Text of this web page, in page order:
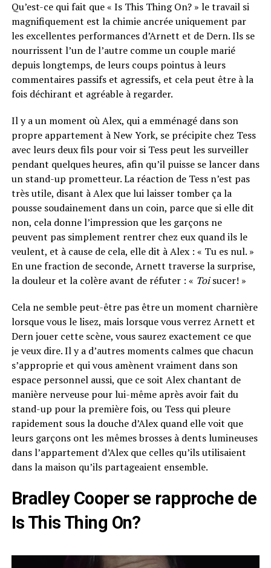
Qu’est-ce qui fait que « Is This Thing On? » le travail si
magnifiquement est la chimie ancrée uniquement par
les excellentes performances d’Arnett et de Dern. Ils se
nourrissent l’un de l’autre comme un couple marié
depuis longtemps, de leurs coups pointus à leurs
commentaires passifs et agressifs, et cela peut être à la
fois déchirant et agréable à regarder.
Il y a un moment où Alex, qui a emménagé dans son
propre appartement à New York, se précipite chez Tess
avec leurs deux fils pour voir si Tess peut les surveiller
pendant quelques heures, afin qu’il puisse se lancer dans
un stand-up prometteur. La réaction de Tess n’est pas
très utile, disant à Alex que lui laisser tomber ça la
pousse soudainement dans un coin, parce que si elle dit
non, cela donne l’impression que les garçons ne
peuvent pas simplement rentrer chez eux quand ils le
veulent, et à cause de cela, elle dit à Alex : « Tu es nul. »
En une fraction de seconde, Arnett traverse la surprise,
la douleur et la colère avant de réfuter : « Toisucer! »
Cela ne semble peut-être pas être un moment charnière
lorsque vous le lisez, mais lorsque vous verrez Arnett et
Dern jouer cette scène, vous saurez exactement ce que
je veux dire. Il y a d’autres moments calmes que chacun
s’approprie et qui vous amènent vraiment dans son
espace personnel aussi, que ce soit Alex chantant de
manière nerveuse pour lui-même après avoir fait du
stand-up pour la première fois, ou Tess qui pleure
rapidement sous la douche d’Alex quand elle voit que
leurs garçons ont les mêmes brosses à dents lumineuses
dans l’appartement d’Alex que celles qu’ils utilisaient
dans la maison qu’ils partageaient ensemble.
Bradley Cooper se rapproche de
Is This Thing On?